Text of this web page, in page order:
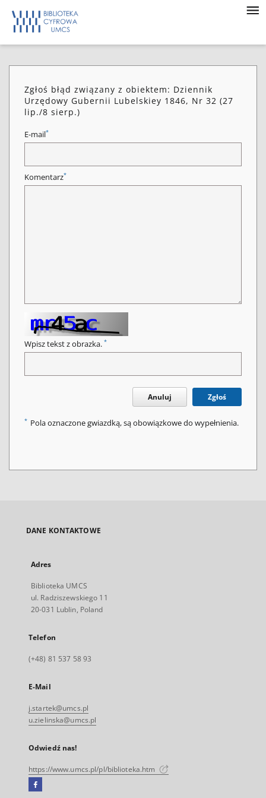
Zgłoś błąd związany z obiektem: Dziennik
Urzędowy Gubernii Lubelskiey 1846, Nr 32 (27
lip./8 sierp.)
E-mail*
Komentarz*
Wpisz tekst z obrazka. *
Anuluj Zgłoś
* Pola oznaczone gwiazdką, są obowiązkowe do wypełnienia.
DANE KONTAKTOWE
Adres
Biblioteka UMCS
ul. Radziszewskiego 11
20-031 Lublin, Poland
Telefon
(+48) 81 537 58 93
E-Mail
j.startek@umcs.pl
u.zielinska@umcs.pl
Odwiedź nas!
https://www.umcs.pl/pl/biblioteka.htm
Facebook